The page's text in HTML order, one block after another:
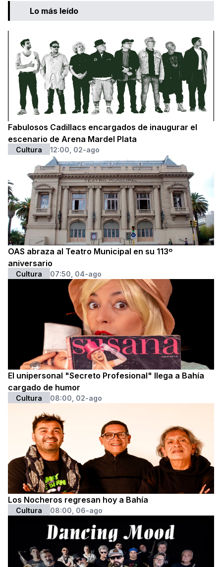
Lo más leído
Fabulosos Cadillacs encargados de inaugurar el
escenario de Arena Mardel Plata
Cultura 12:00, 02-ago
OAS abraza al Teatro Municipal en su 113º
aniversario
Cultura 07:50, 04-ago
El unipersonal "Secreto Profesional" llega a Bahía
cargado de humor
Cultura 08:00, 02-ago
Los Nocheros regresan hoy a Bahía
Cultura 08:00, 06-ago